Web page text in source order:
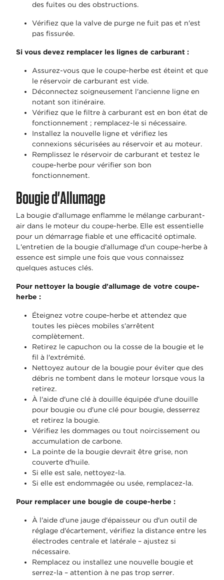
des fuites ou des obstructions.
Vérifiez que la valve de purge ne fuit pas et n'est
pas fissurée.
Si vous devez remplacer les lignes de carburant :
Assurez-vous que le coupe-herbe est éteint et que
le réservoir de carburant est vide.
Déconnectez soigneusement l'ancienne ligne en
notant son itinéraire.
Vérifiez que le filtre à carburant est en bon état de
fonctionnement ; remplacez-le si nécessaire.
Installez la nouvelle ligne et vérifiez les
connexions sécurisées au réservoir et au moteur.
Remplissez le réservoir de carburant et testez le
coupe-herbe pour vérifier son bon
fonctionnement.
Bougie d'Allumage
La bougie d'allumage enflamme le mélange carburant-
air dans le moteur du coupe-herbe. Elle est essentielle
pour un démarrage fiable et une efficacité optimale.
L'entretien de la bougie d'allumage d'un coupe-herbe à
essence est simple une fois que vous connaissez
quelques astuces clés.
Pour nettoyer la bougie d'allumage de votre coupe-
herbe :
Éteignez votre coupe-herbe et attendez que
toutes les pièces mobiles s'arrêtent
complètement.
Retirez le capuchon ou la cosse de la bougie et le
fil à l'extrémité.
Nettoyez autour de la bougie pour éviter que des
débris ne tombent dans le moteur lorsque vous la
retirez.
À l'aide d'une clé à douille équipée d'une douille
pour bougie ou d'une clé pour bougie, desserrez
et retirez la bougie.
Vérifiez les dommages ou tout noircissement ou
accumulation de carbone.
La pointe de la bougie devrait être grise, non
couverte d'huile.
Si elle est sale, nettoyez-la.
Si elle est endommagée ou usée, remplacez-la.
Pour remplacer une bougie de coupe-herbe :
À l'aide d'une jauge d'épaisseur ou d'un outil de
réglage d'écartement, vérifiez la distance entre les
électrodes centrale et latérale – ajustez si
nécessaire.
Remplacez ou installez une nouvelle bougie et
serrez-la – attention à ne pas trop serrer.